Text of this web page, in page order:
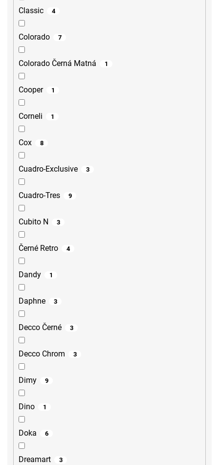
Classic 4
Colorado 7
Colorado Černá Matná 1
Cooper 1
Corneli 1
Cox 8
Cuadro-Exclusive 3
Cuadro-Tres 9
Cubito N 3
Černé Retro 4
Dandy 1
Daphne 3
Decco Černé 3
Decco Chrom 3
Dimy 9
Dino 1
Doka 6
Dreamart 3